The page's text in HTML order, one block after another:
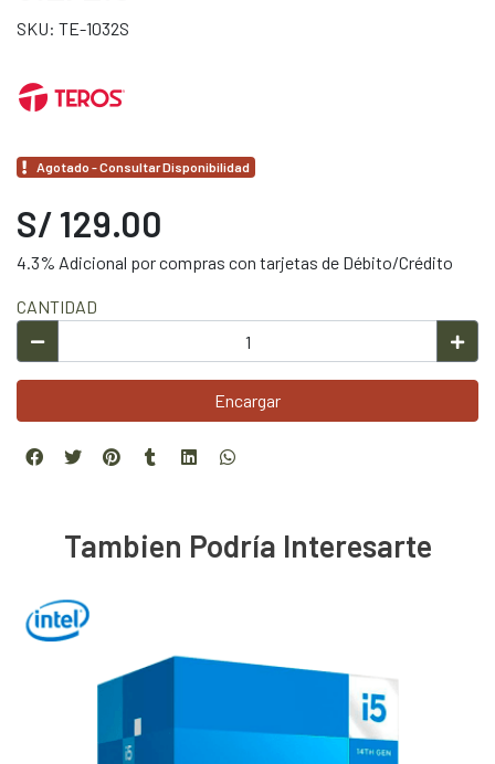
SKU: TE-1032S
Agotado - Consultar Disponibilidad
S/ 129.00
4.3% Adicional por compras con tarjetas de Débito/Crédito
CANTIDAD
Encargar
Tambien Podría Interesarte